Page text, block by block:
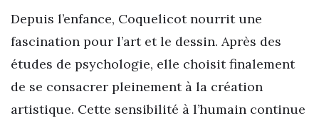
Depuis l’enfance, Coquelicot nourrit une
fascination pour l’art et le dessin. Après des
études de psychologie, elle choisit finalement
de se consacrer pleinement à la création
artistique. Cette sensibilité à l’humain continue